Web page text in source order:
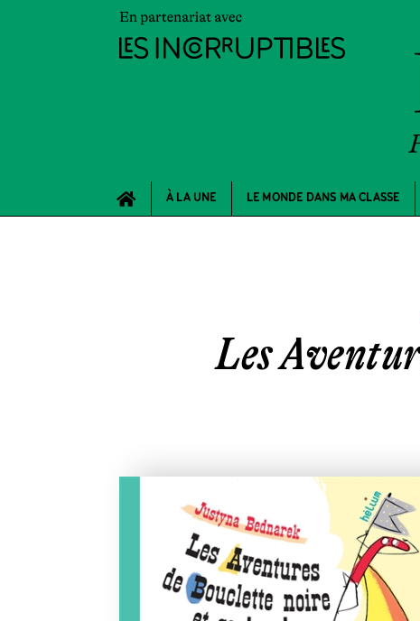
À LA UNE LE MONDE DANS MA CLASSE
Les